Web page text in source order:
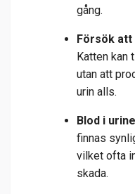
gång.
Försök
Katten kan
utan att
urin alls.
Blod i
finnas
vilket ofta
skada.